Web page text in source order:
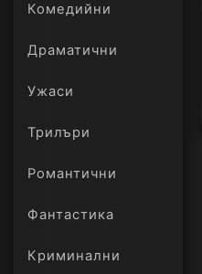
Комедийни
Драматични
Ужаси
Трилъри
онлайн
Романтични
Фантастика
Криминални